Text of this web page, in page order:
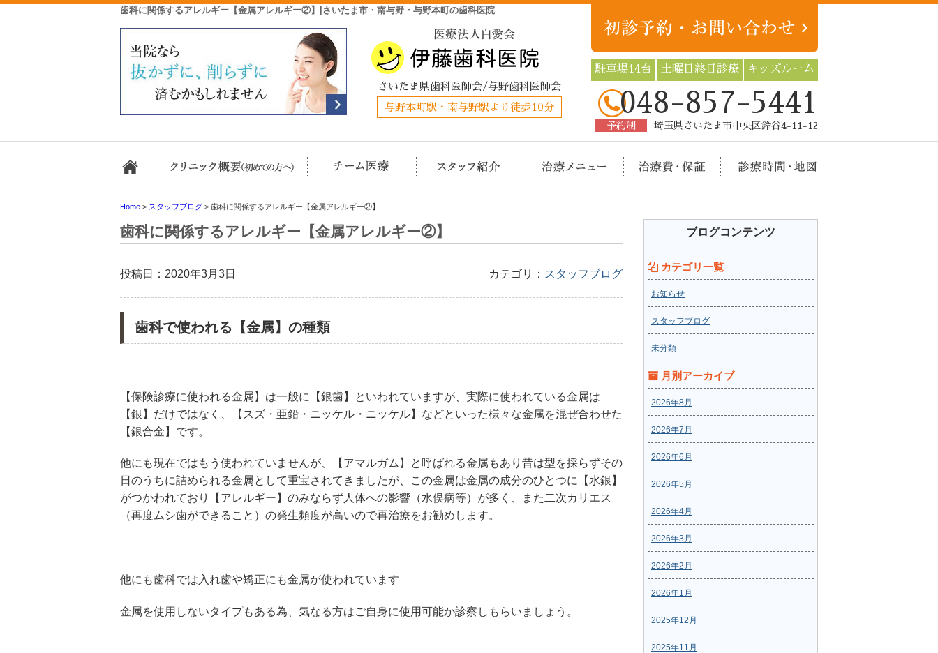
歯科に関係するアレルギー【金属アレルギー②】|さいたま市・南与野・与野本町の歯科医院
さいたま県歯科医師会/与野歯科医師会
与野本町駅・南与野駅より徒歩10分
駐車場14台 土曜日終日診療 キッズルーム
048-857-5441
予約制 埼玉県さいたま市中央区鈴谷4-11-12
ホーム クリニック概要(初めての方へ)担当医チーム医療 スタッフ紹介 治療メニュー 治療費・保証
Home > スタッフブログ > 歯科に関係するアレルギー【金属アレルギー②】
歯科に関係するアレルギー【金属アレルギー②】
投稿日：2020年3月3日 カテゴリ： スタッフブログ
歯科で使われる【金属】の種類
【保険診療に使われる金属】は一般に【銀歯】といわれていますが、実際に使われている金属は
【銀】だけではなく、【スズ・亜鉛・ニッケル・ニッケル】などといった様々な金属を混ぜ合わせた
【銀合金】です。
他にも現在ではもう使われていませんが、【アマルガム】と呼ばれる金属もあり昔は型を採らずその
日のうちに詰められる金属として重宝されてきましたが、この金属は金属の成分のひとつに【水銀】
がつかわれており【アレルギー】のみならず人体への影響（水俣病等）が多く、また二次カリエス
（再度ムシ歯ができること）の発生頻度が高いので再治療をお勧めします。
他にも歯科では入れ歯や矯正にも金属が使われています
金属を使用しないタイプもある為、気なる方はご自身に使用可能か診察しもらいましょう。
ブログコンテンツ
カテゴリ一覧
お知らせ
スタッフブログ
未分類
月別アーカイブ
2026年8月
2026年7月
2026年6月
2026年5月
2026年4月
2026年3月
2026年2月
2026年1月
2025年12月
2025年11月